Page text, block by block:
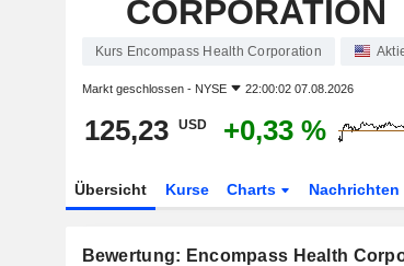
CORPORATION
Kurs Encompass Health Corporation
Markt geschlossen - NYSE 22:00:02 07.08.2026
125,23 USD +0,33 %
Übersicht Kurse Charts Nachrichten
Bewertung: Encompass Health